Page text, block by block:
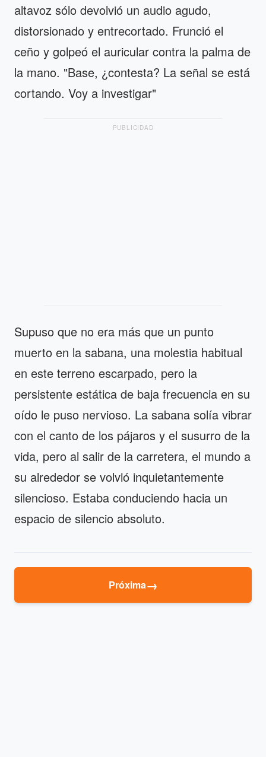
altavoz sólo devolvió un audio agudo,
distorsionado y entrecortado. Frunció el
ceño y golpeó el auricular contra la palma de
la mano. "Base, ¿contesta? La señal se está
cortando. Voy a investigar"
PUBLICIDAD
Supuso que no era más que un punto
muerto en la sabana, una molestia habitual
en este terreno escarpado, pero la
persistente estática de baja frecuencia en su
oído le puso nervioso. La sabana solía vibrar
con el canto de los pájaros y el susurro de la
vida, pero al salir de la carretera, el mundo a
su alrededor se volvió inquietantemente
silencioso. Estaba conduciendo hacia un
espacio de silencio absoluto.
Próxima→